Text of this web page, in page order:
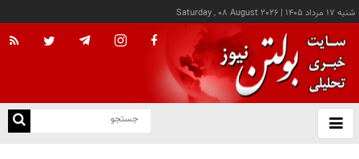
شنبه ۱۷ مرداد ۱۴۰۵ |
Saturday , 08 August 2026
باز
و